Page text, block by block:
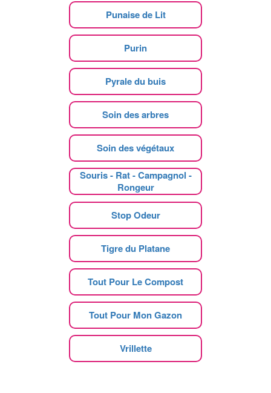
Punaise de Lit
Purin
Pyrale du buis
Soin des arbres
Soin des végétaux
Souris - Rat - Campagnol -
Rongeur
Stop Odeur
Tigre du Platane
Tout Pour Le Compost
Tout Pour Mon Gazon
Vrillette